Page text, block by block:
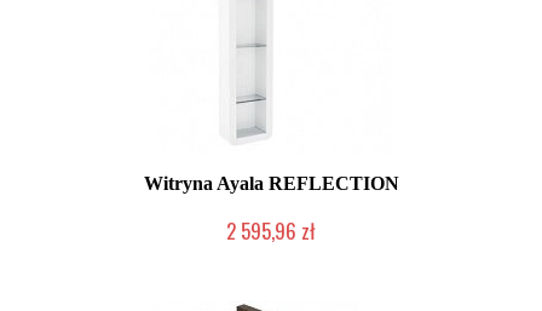
Witryna Ayala REFLECTION
2 595,96 zł